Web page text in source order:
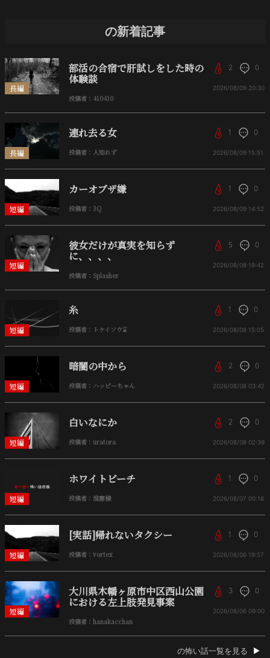
の新着記事
長編
部活の合宿で肝試しをした時の
体験談
投稿者：410410
2 0
2026/08/09 20:30
長編
連れ去る女
投稿者：人知れず
1 0
2026/08/09 15:51
短編
カーオブザ嫌
投稿者：3Q
1 0
2026/08/09 14:52
短編
彼女だけが真実を知らず
に、、、、
投稿者：Splasher
5 0
2026/08/08 19:42
短編
糸
投稿者：トケイソウ⌛
1 0
2026/08/08 15:05
短編
暗闇の中から
投稿者：ハッピーちゃん
2 0
2026/08/08 03:42
短編
白いなにか
投稿者：uratora
2 0
2026/08/08 02:39
短編
ホワイトビーチ
投稿者：溜塵穢
1 0
2026/08/07 00:16
短編
[実話]帰れないタクシー
投稿者：vortex
1 0
2026/08/06 19:57
短編
大川県木幡ヶ原市中区西山公園
における左上肢発見事案
投稿者：hanakacchan
3 0
2026/08/06 09:00
の怖い話一覧を見る